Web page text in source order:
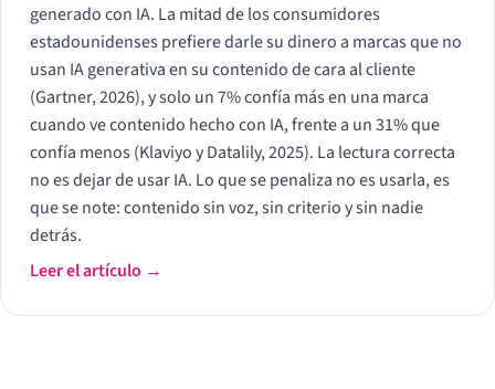
generado con IA. La mitad de los consumidores
estadounidenses prefiere darle su dinero a marcas que no
usan IA generativa en su contenido de cara al cliente
(Gartner, 2026), y solo un 7% confía más en una marca
cuando ve contenido hecho con IA, frente a un 31% que
confía menos (Klaviyo y Datalily, 2025). La lectura correcta
no es dejar de usar IA. Lo que se penaliza no es usarla, es
que se note: contenido sin voz, sin criterio y sin nadie
detrás.
Leer el artículo →